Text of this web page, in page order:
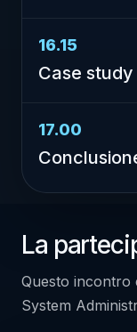
16.15
Case study
17.00
La
Questo incontro
System